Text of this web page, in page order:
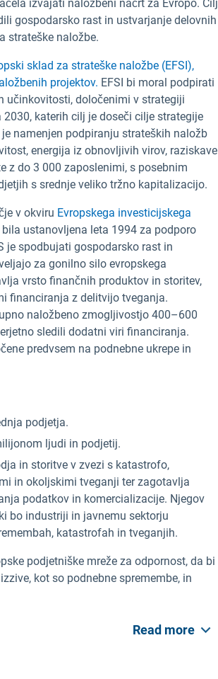
izvajati naložbeni načrt za Evropo. Cilj
gospodarsko rast in ustvarjanje delovnih
strateške naložbe.
sklad za strateške naložbe (EFSI),
projektov. EFSI bi moral podpirati
učinkovitosti, določenimi v strategiji
katerih cilj je doseči cilje strategije
namenjen podpiranju strateških naložb
energija iz obnovljivih virov, raziskave
z do 3 000 zaposlenimi, s posebnim
s srednje veliko tržno kapitalizacijo.
v okviru Evropskega investicijskega
ustanovljena leta 1994 za podporo
je spodbujati gospodarsko rast in
za gonilno silo evropskega
vrsto finančnih produktov in storitev,
financiranja z delitvijo tveganja.
naložbeno zmogljivostjo 400–600
sledili dodatni viri financiranja.
predvsem na podnebne ukrepe in
podjetja.
ljudi in podjetij.
in storitve v zvezi s katastrofo,
in okoljskimi tveganji ter zagotavlja
podatkov in komercializacije. Njegov
bo industriji in javnemu sektorju
katastrofah in tveganjih.
podjetniške mreže za odpornost, da bi
kot so podnebne spremembe, in
Read more